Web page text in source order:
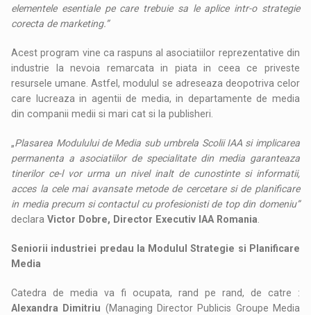
elementele esentiale pe care trebuie sa le aplice intr-o strategie
corecta de marketing.”
Acest program vine ca raspuns al asociatiilor reprezentative din
industrie la nevoia remarcata in piata in ceea ce priveste
resursele umane. Astfel, modulul se adreseaza deopotriva celor
care lucreaza in agentii de media, in departamente de media
din companii medii si mari cat si la publisheri.
„Plasarea Modulului de Media sub umbrela Scolii IAA si implicarea
permanenta a asociatiilor de specialitate din media garanteaza
tinerilor ce-l vor urma un nivel inalt de cunostinte si informatii,
acces la cele mai avansate metode de cercetare si de planificare
in media precum si contactul cu profesionisti de top din domeniu”
declaraVictor Dobre, Director Executiv IAA Romania
Seniorii industriei predau la Modulul Strategie si Planificare
Media
Catedra de media va fi ocupata, rand pe rand, de catre :
Alexandra Dimitriu (Managing Director Publicis Groupe Media